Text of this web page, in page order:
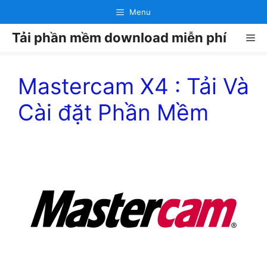
đến
nội
Menu
Tải phần mềm download miễn phí
Mastercam X4 : Tải Và
Cài đặt Phần Mềm